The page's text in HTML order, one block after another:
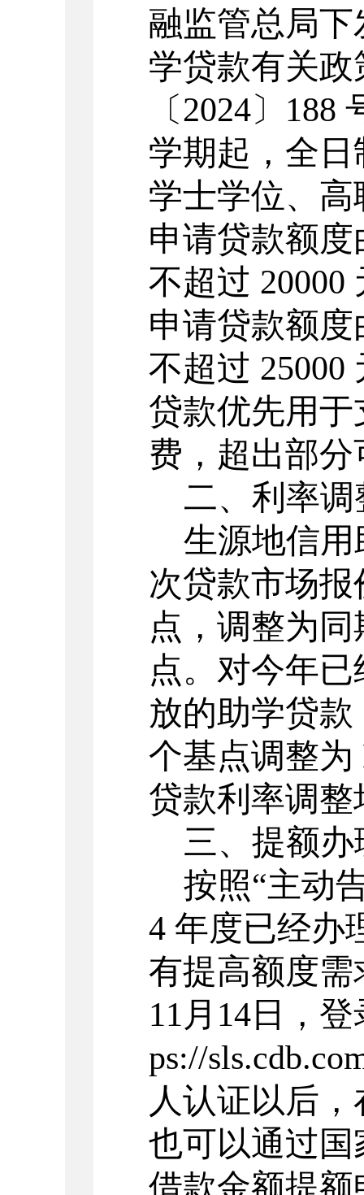
融监管总局
学贷款有关
〔2024〕188
学期起，全
学士学位、
申请贷款额度
不超过 20000
申请贷款额度
不超过 25000
贷款优先用
费，超出部
二、利率调
生源地信
次贷款市场
点，调整为
点。对今年
放的助学贷款
个基点调整为
贷款利率调
三、提额
按照“主动
4 年度已经办
有提高额度
11月14日，
ps://
人认证以后
也可以通过国
借款金额提